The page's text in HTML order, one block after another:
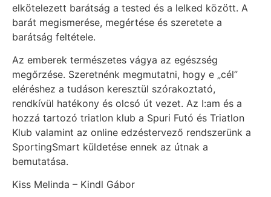
elkötelezett barátság a tested és a lelked között. A
barát megismerése, megértése és szeretete a
barátság feltétele.
Az emberek természetes vágya az egészség
megőrzése. Szeretnénk megmutatni, hogy e „cél”
eléréshez a tudáson keresztül szórakoztató,
rendkívül hatékony és olcsó út vezet. Az I:am és a
hozzá tartozó triatlon klub a Spuri Futó és Triatlon
Klub valamint az online edzéstervező rendszerünk a
SportingSmart küldetése ennek az útnak a
bemutatása.
Kiss Melinda – Kindl Gábor